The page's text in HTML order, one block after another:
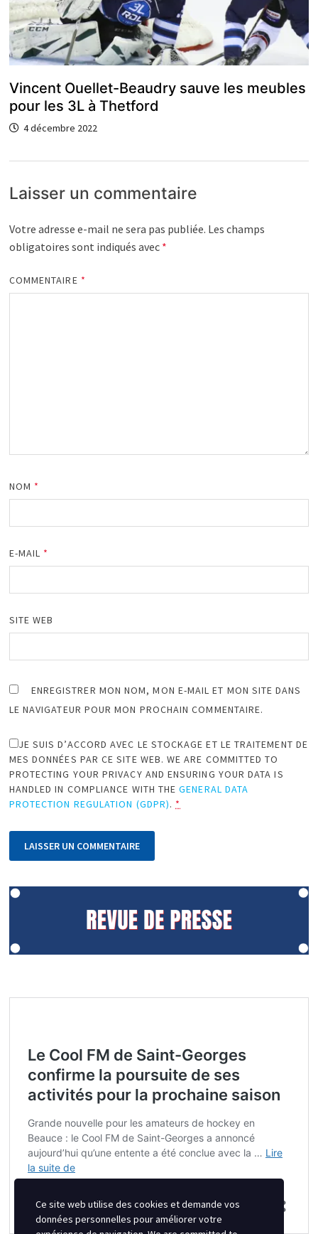
Vincent Ouellet-Beaudry sauve les meubles
pour les 3L à Thetford
4 décembre 2022
Laisser un commentaire
Votre adresse e-mail ne sera pas publiée. Les champs
obligatoires sont indiqués avec *
COMMENTAIRE *
NOM *
E-MAIL *
SITE WEB
ENREGISTRER MON NOM, MON E-MAIL ET MON SITE DANS
LE NAVIGATEUR POUR MON PROCHAIN COMMENTAIRE.
JE SUIS D’ACCORD AVEC LE STOCKAGE ET LE TRAITEMENT DE
MES DONNÉES PAR CE SITE WEB. WE ARE COMMITTED TO
PROTECTING YOUR PRIVACY AND ENSURING YOUR DATA IS
HANDLED IN COMPLIANCE WITH THEGENERAL DATA
PROTECTION REGULATION (GDPR). *
Ce site web utilise des cookies et demande vos
données personnelles pour améliorer votre